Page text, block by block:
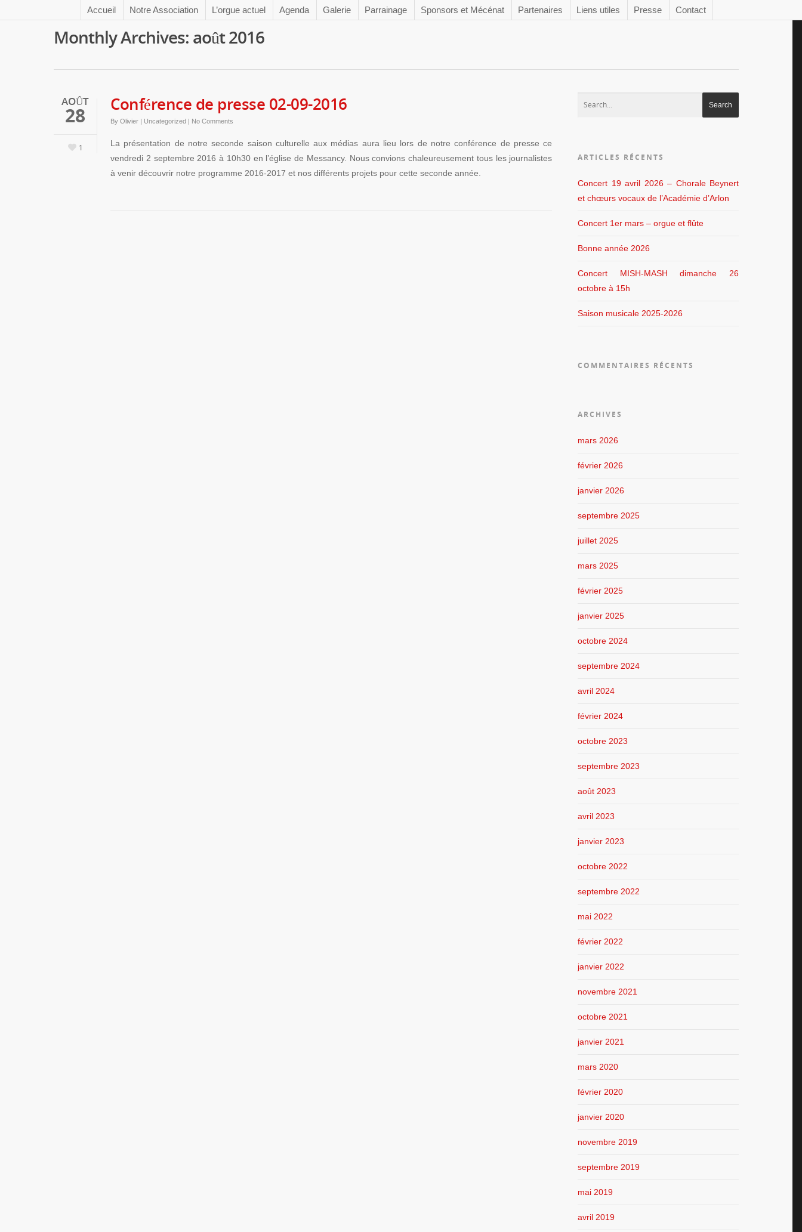
Accueil Notre Association L’orgue actuel Agenda Galerie Parrainage Sponsors et Mécénat Partenaires Liens utiles Presse Contact
Monthly Archives: août 2016
AOÛT
28
1
Conférence de presse 02-09-2016
By Olivier | Uncategorized | No Comments
La présentation de notre seconde saison culturelle aux médias aura lieu lors de notre conférence de presse ce
vendredi 2 septembre 2016 à 10h30 en l’église de Messancy. Nous convions chaleureusement tous les journalistes
à venir découvrir notre programme 2016-2017 et nos différents projets pour cette seconde année.
ARTICLES RÉCENTS
Concert 19 avril 2026 – Chorale Beynert
et chœurs vocaux de l’Académie d’Arlon
Concert 1er mars – orgue et flûte
Bonne année 2026
Concert MISH-MASH dimanche 26
octobre à 15h
Saison musicale 2025-2026
COMMENTAIRES RÉCENTS
ARCHIVES
mars 2026
février 2026
janvier 2026
septembre 2025
juillet 2025
mars 2025
février 2025
janvier 2025
octobre 2024
septembre 2024
avril 2024
février 2024
octobre 2023
septembre 2023
août 2023
avril 2023
janvier 2023
octobre 2022
septembre 2022
mai 2022
février 2022
janvier 2022
novembre 2021
octobre 2021
janvier 2021
mars 2020
février 2020
janvier 2020
novembre 2019
septembre 2019
mai 2019
avril 2019